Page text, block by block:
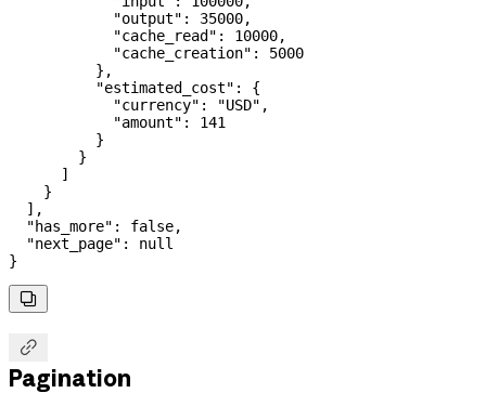
            "output"
: 35000,
            "cache_read"
: 10000,
            "cache_creation"
: 5000
          },
          "estimated_cost"
: {
            "currency"
: "USD" ,
            "amount"
: 141
          }
        }
      ]
    }
  ],
  "has_more"
: false,
  "next_page"
: null
}


Pagination